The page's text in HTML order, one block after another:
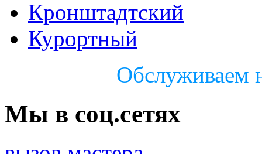
Кронштадтский
Курортный
Обслуживаем
Мы в соц.сетях